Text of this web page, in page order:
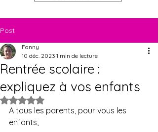
Post
Rentrée scolaire :
expliquez à vos enfants
Fanny
10 déc. 2023 1 min de lecture
Noté NaN étoiles sur 5.
A tous les parents, pour vous les
enfants,